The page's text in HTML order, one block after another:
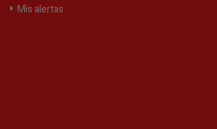
Mis alertas